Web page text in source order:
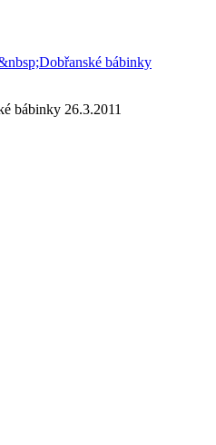
bábinky 26.3.2011